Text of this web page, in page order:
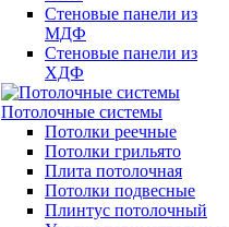
Стеновые панели из
МДФ
Стеновые панели из
ХДФ
Потолочные системы
Потолки реечные
Потолки грильято
Плита потолочная
Потолки подвесные
Плинтус потолочный